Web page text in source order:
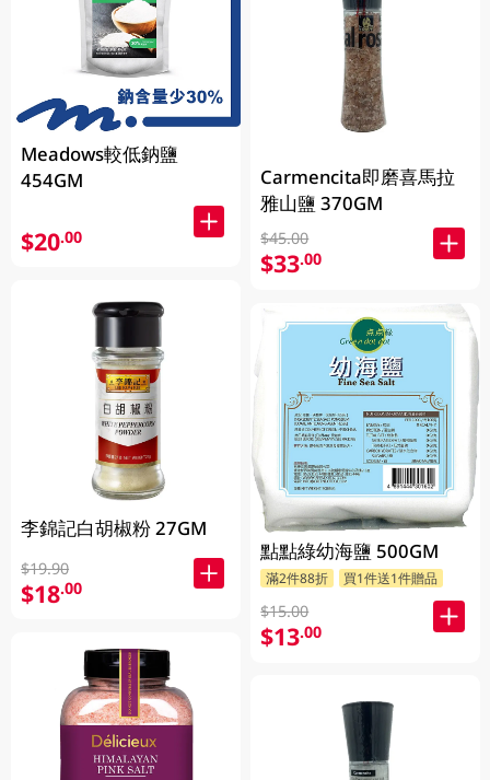
Meadows較低鈉鹽
454GM
$20.00
李錦記白胡椒粉 27GM
$19.90
$18.00
Carmencita即磨喜馬拉
雅山鹽 370GM
$45.00
$33.00
點點綠幼海鹽 500GM
滿2件88折 買1件送1件贈品
$15.00
$13.00